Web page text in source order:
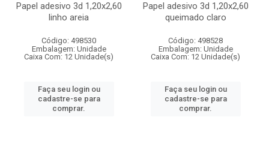
Papel adesivo 3d 1,20x2,60
linho areia
Código: 498530
Embalagem: Unidade
Caixa Com: 12 Unidade(s)
Faça seu login ou
cadastre-se para
comprar.
Papel adesivo 3d 1,20x2,60
queimado claro
Código: 498528
Embalagem: Unidade
Caixa Com: 12 Unidade(s)
Faça seu login ou
cadastre-se para
comprar.